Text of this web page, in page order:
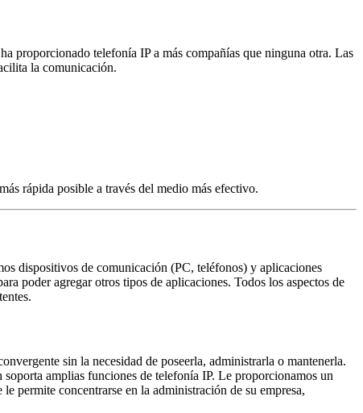
proporcionado telefonía IP a más compañías que ninguna otra. Las
la comunicación.
rápida posible a través del medio más efectivo.
dispositivos de comunicación (PC, teléfonos) y aplicaciones
poder agregar otros tipos de aplicaciones. Todos los aspectos de
sin la necesidad de poseerla, administrarla o mantenerla.
amplias funciones de telefonía IP. Le proporcionamos un
permite concentrarse en la administración de su empresa,